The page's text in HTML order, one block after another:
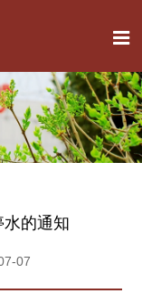
的通知
07